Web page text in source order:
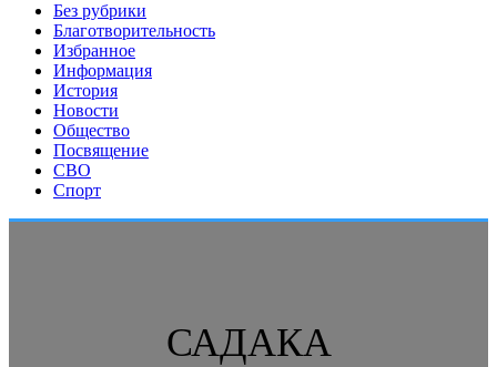
Без рубрики
Благотворительность
Избранное
Информация
История
Новости
Общество
Посвящение
СВО
Спорт
САДАКА